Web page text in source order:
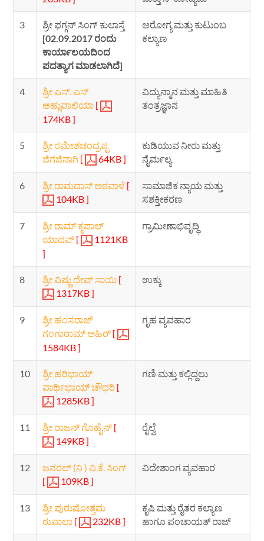
3
ಶ್ರೀ ಫಗ್ಗನ್ ಸಿಂಗ್ ಕುಲಾಸ್ತೆ
[02.09.2017 ರಂದು
ಕಾರ್ಯಾಲಯದಿಂದ
ಪದತ್ಯಾಗ ಮಾಡಲಾಗಿದೆ]
ಆರೋಗ್ಯ ಮತ್ತು ಕುಟುಂಬ
ಕಲ್ಯಾಣ
4
ಶ್ರೀ ಎಸ್. ಎಸ್
ಅಹ್ಲುವಾಲಿಯಾ [
174KB ]
ವಿದ್ಯುನ್ಮಾನ ಮತ್ತು ಮಾಹಿತಿ
ತಂತ್ರಜ್ಞಾನ
5
ಶ್ರೀ ರಮೇಶಚಂದ್ರಪ್ಪ
ಜಿಗಜಿನಾಗಿ [ 64KB ]
ಕುಡಿಯುವ ನೀರು ಮತ್ತು
ನೈರ್ಮಲ್ಯ
6 ಶ್ರೀ ರಾಮದಾಸ್ ಅಠವಾಳೆ [
104KB ]
ಸಾಮಾಜಿಕ ನ್ಯಾಯ ಮತ್ತು
ಸಶಕ್ತೀಕರಣ
7
ಶ್ರೀ ರಾಮ್ ಕೃಪಾಲ್
ಯಾದವ್ [
1121KB
]
ಗ್ರಾಮೀಣಾಭಿವೃದ್ಧಿ
8 ಶ್ರೀ ವಿಷ್ಣು ದೇವ್ ಸಾಯಿ [
1317KB ]
ಉಕ್ಕು
9
ಶ್ರೀ ಹಂಸರಾಜ್
ಗಂಗಾರಾಮ್ ಅಹಿರ್ [
1584KB ]
ಗೃಹ ವ್ಯವಹಾರ
10
ಶ್ರೀ ಹರಿಭಾಯ್
ಪಾರ್ಥಿಭಾಯ್ ಚೌಧರಿ [
1285KB ]
ಗಣಿ ಮತ್ತು ಕಲ್ಲಿದ್ದಲು
11 ಶ್ರೀ ರಾಜನ್ ಗೊಹೈನ್ [
149KB ]
ರೈಲ್ವೆ
12
ಜನರಲ್ (ನಿ ) ವಿ.ಕೆ. ಸಿಂಗ್
[
109KB ]
ವಿದೇಶಾಂಗ ವ್ಯವಹಾರ
13
ಶ್ರೀ ಪುರುಷೋತ್ತಮ
ರುಪಾಲಾ [ 232KB ]
ಕೃಷಿ ಮತ್ತು ರೈತರ ಕಲ್ಯಾಣ
ಹಾಗೂ ಪಂಚಾಯತ್ ರಾಜ್